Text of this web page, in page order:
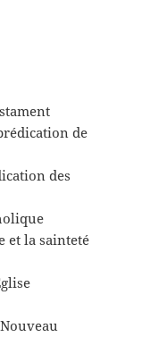
de
des
et la sainteté